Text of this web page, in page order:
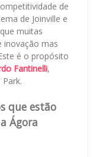
de
de Joinville e
muitas
inovação mas
é o propósito
Fantinelli,
que estão
Ágora